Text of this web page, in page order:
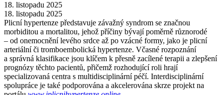
18. listopadu 2025
18. listopadu 2025
Plicní hypertenze představuje závažný syndrom se značnou
morbiditou a mortalitou, jehož příčiny bývají poměrně různorodé
–⁠ od onemocnění levého srdce až po vzácné formy, jako je plicní
arteriální či tromboembolická hypertenze. Včasné rozpoznání
a správná klasifikace jsou klíčem k přesně zacílené terapii a zlepšení
prognózy těchto pacientů, přičemž rozhodující roli hrají
specializovaná centra s multidisciplinární péčí. Interdisciplinární
spolupráce je také podporována a akcelerována skrze projekt na